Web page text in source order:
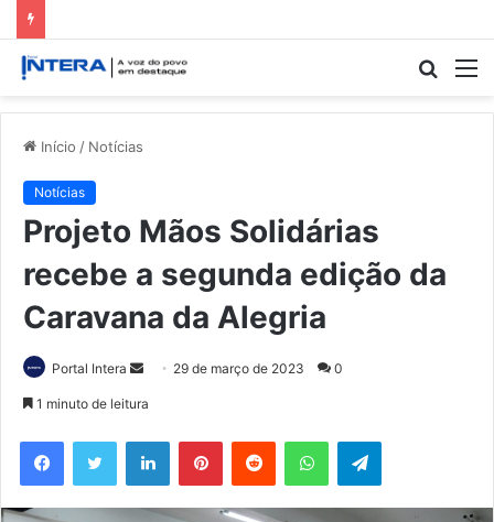
Início / Notícias
Notícias
Projeto Mãos Solidárias
recebe a segunda edição da
Caravana da Alegria
Portal Intera
Mande
mail
29 de março de 2023 0
1 minuto de leitura
FacebookTwitter LinkedinPinterestReddit WhatsAppTelegram